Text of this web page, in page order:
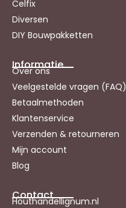
Celfix
Diversen
DIY Bouwpakketten
Informatie
Over ons
Veelgestelde vragen (FAQ)
Betaalmethoden
Klantenservice
Verzenden & retourneren
Mijn account
Blog
Contact
Houthandellignum.nl